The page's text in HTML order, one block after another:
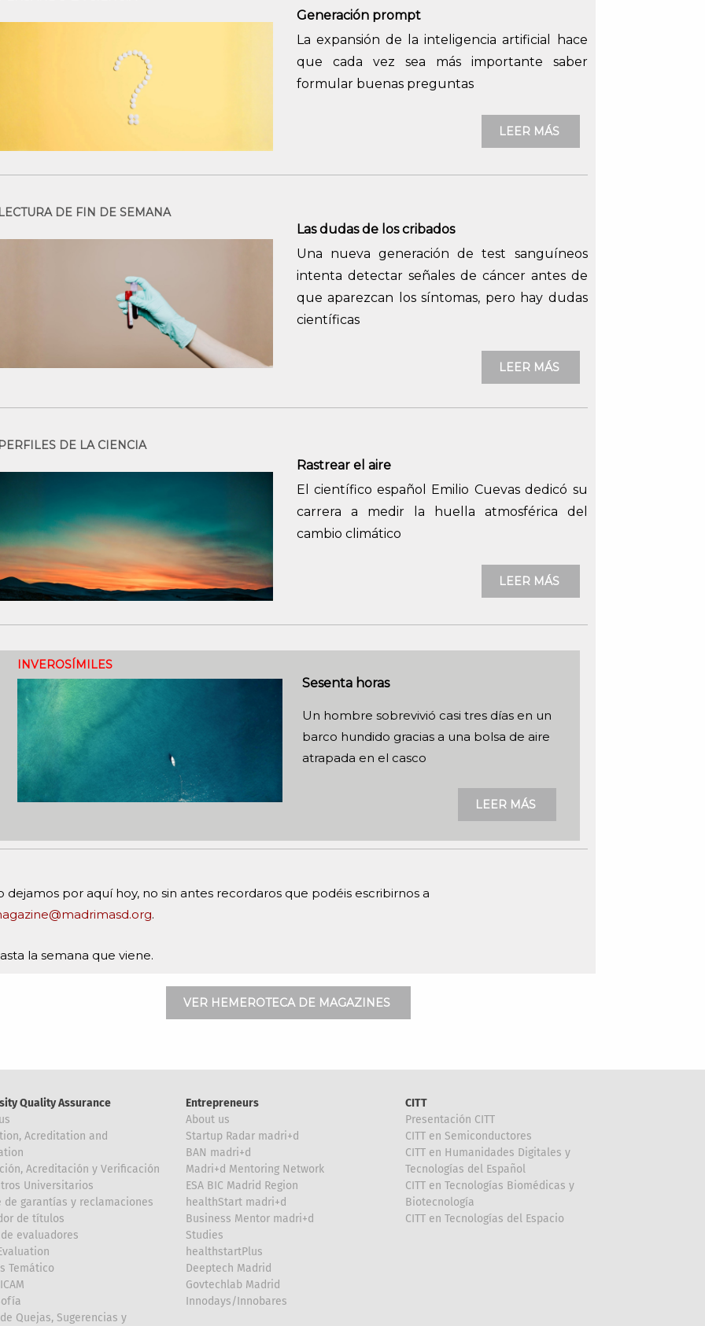
Generación prompt
La expansión de la inteligencia artificial hace
que cada vez sea más importante saber
formular buenas preguntas
LEER MÁS
LECTURA DE FIN DE SEMANA
Las dudas de los cribados
Una nueva generación de test sanguíneos
intenta detectar señales de cáncer antes de
que aparezcan los síntomas, pero hay dudas
científicas
LEER MÁS
PERFILES DE LA CIENCIA
Rastrear el aire
El científico español Emilio Cuevas dedicó su
carrera a medir la huella atmosférica del
cambio climático
LEER MÁS
INVEROSÍMILES
Sesenta horas
Un hombre sobrevivió casi tres días en un
barco hundido gracias a una bolsa de aire
atrapada en el casco
LEER MÁS
dejamos por aquí hoy, no sin antes recordaros que podéis escribirnos a
.
la semana que viene.
VER HEMEROTECA DE MAGAZINES
Quality Assurance
Acreditation and
Acreditación y Verificación
Universitarios
de garantías y reclamaciones
de títulos
evaluadores
Temático
Quejas, Sugerencias y
Entrepreneurs
About us
Startup Radar madri+d
BAN madri+d
Madri+d Mentoring Network
ESA BIC Madrid Region
healthStart madri+d
Business Mentor madri+d
Studies
healthstartPlus
Deeptech Madrid
Govtechlab Madrid
Innodays/Innobares
CITT
Presentación CITT
CITT en Semiconductores
CITT en Humanidades Digitales y
Tecnologías del Español
CITT en Tecnologías Biomédicas y
Biotecnología
CITT en Tecnologías del Espacio